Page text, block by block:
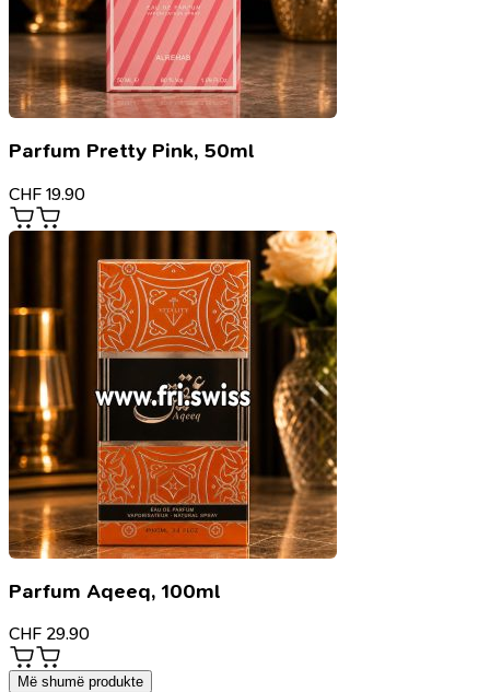
Parfum Pretty Pink, 50ml
CHF 19.90
Parfum Aqeeq, 100ml
CHF 29.90
Më shumë produkte